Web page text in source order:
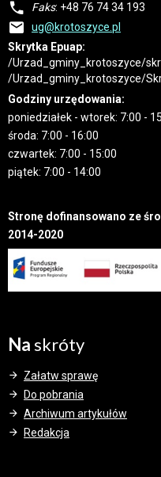
Faks: +48 76 74 34 193
ug@krotoszyce.pl
Skrytka Epuap:
/Urzad_gminy_krotoszyce/
/Urzad_gminy_krotoszyce/
Godziny urzędowania:
poniedziałek - wtorek: 7:00 -
środa: 7:00 - 16:00
czwartek: 7:00 - 15:00
piątek: 7:00 - 14:00
Stronę dofinansowano ze
2014-2020
Naskróty
Załatw sprawę
Do pobrania
Archiwum artykułów
Redakcja